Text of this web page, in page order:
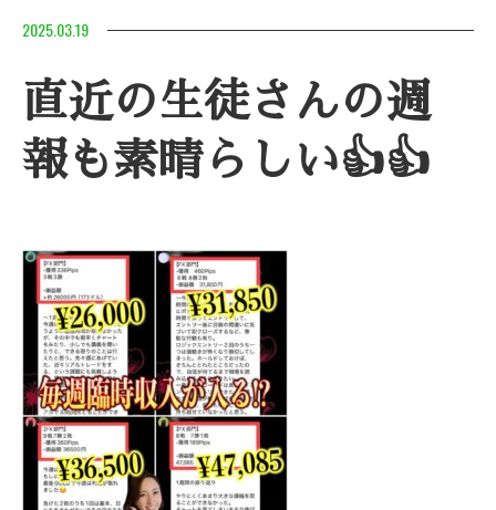
2025.03.19
直近の生徒さんの週
報も素晴らしい👍👍